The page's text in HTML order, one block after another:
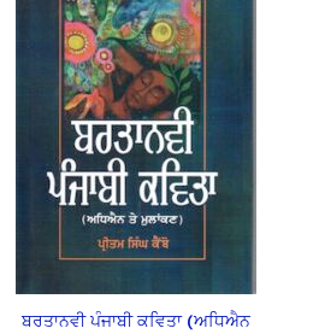
ਬਰਤਾਨਵੀ ਪੰਜਾਬੀ ਕਵਿਤਾ (ਅਧਿਐਨ